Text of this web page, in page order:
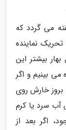
می گردد که
نماینده
بیشتر این
بینیم و اگر
خارش روی
آب سرد یا کرم
اگر بعد از